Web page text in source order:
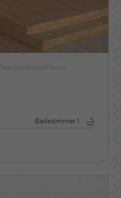
Badezimmer 1